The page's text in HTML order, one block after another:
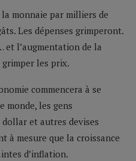
monnaie par milliers de
Les dépenses grimperont.
et l’augmentation de la
les prix.
commencera à se
monde, les gens
et autres devises
à mesure que la croissance
d’inflation.